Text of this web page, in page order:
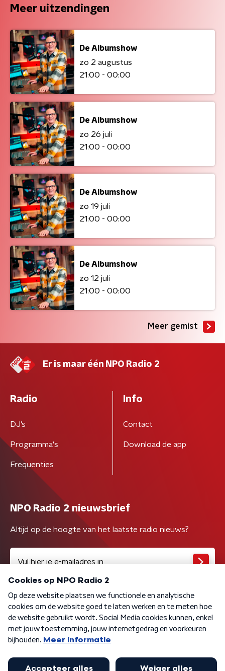
Meer uitzendingen
De Albumshow
zo 2 augustus
21:00 - 00:00
De Albumshow
zo 26 juli
21:00 - 00:00
De Albumshow
zo 19 juli
21:00 - 00:00
De Albumshow
zo 12 juli
21:00 - 00:00
Meer gemist
Er is maar één NPO Radio 2
Radio
DJ’s
Programma's
Frequenties
Info
Contact
Download de app
NPO Radio 2 nieuwsbrief
Altijd op de hoogte van het laatste radio nieuws?
Algemene voorwaarden